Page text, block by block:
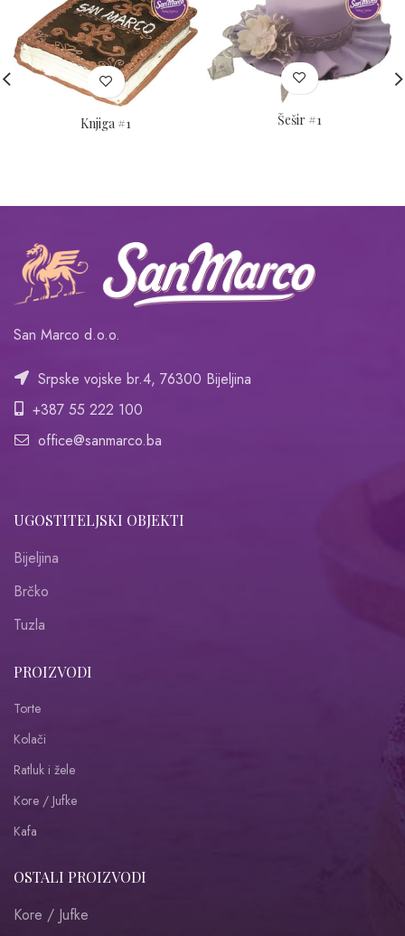
Knjiga #1 Šešir #1
San Marco d.o.o.
Srpske vojske br.4, 76300 Bijeljina
+387 55 222 100
office@sanmarco.ba
UGOSTITELJSKI OBJEKTI
Bijeljina
Brčko
Tuzla
PROIZVODI
Torte
Kolači
Ratluk i žele
Kore / Jufke
Kafa
OSTALI PROIZVODI
Kore / Jufke